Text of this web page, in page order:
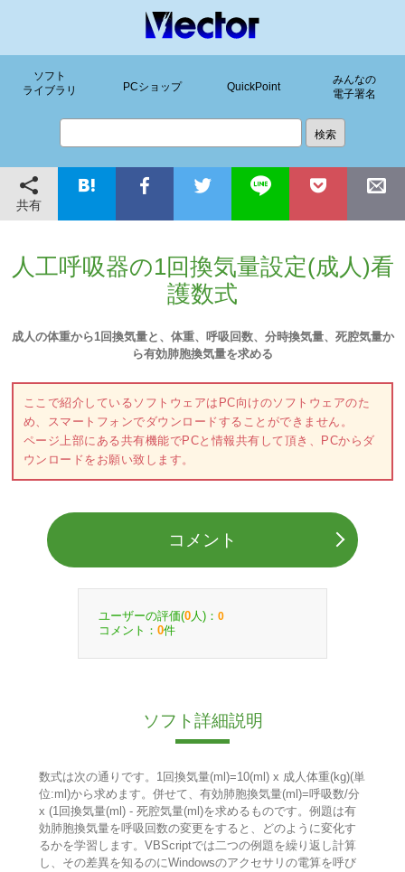
ソフト
ライブラリ
PCショップ QuickPoint
みんなの
電子署名
共有
人工呼吸器の1回換気量設定(成人)看
護数式
成人の体重から1回換気量と、体重、呼吸回数、分時換気量、死腔気量か
ら有効肺胞換気量を求める
ここで紹介しているソフトウェアはPC向けのソフトウェアのた
め、スマートフォンでダウンロードすることができません。
ページ上部にある共有機能でPCと情報共有して頂き、PCからダ
ウンロードをお願い致します。
コメント
ユーザーの評価(0 人)： 0
コメント： 0件
ソフト詳細説明
数式は次の通りです。1回換気量(ml)=10(ml) x 成人体重(kg)(単
位:ml)から求めます。併せて、有効肺胞換気量(ml)=呼吸数/分
x (1回換気量(ml) - 死腔気量(ml)を求めるものです。例題は有
効肺胞換気量を呼吸回数の変更をすると、どのように変化す
るかを学習します。VBScriptでは二つの例題を繰り返し計算
し、その差異を知るのにWindowsのアクセサリの電算を呼び